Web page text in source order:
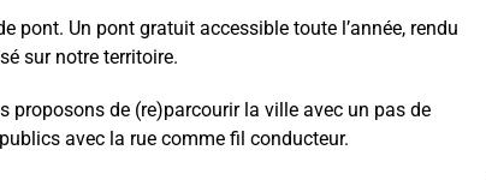
pont. Un pont gratuit accessible toute l’année, rendu
sur notre territoire.
proposons de (re)parcourir la ville avec un pas de
avec la rue comme fil conducteur.